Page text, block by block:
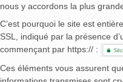
nous y accordons la plus
C’est pourquoi le site est
SSL, indiqué par la présence
commençant par https:// :
Ces éléments vous assurent